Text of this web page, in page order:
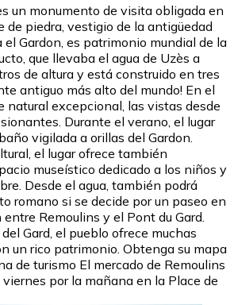
un monumento de visita obligada en
de piedra, vestigio de la antigüedad
el Gardon, es patrimonio mundial de la
que llevaba el agua de Uzès a
de altura y está construido en tres
antiguo más alto del mundo! En el
natural excepcional, las vistas desde
Durante el verano, el lugar
vigilada a orillas del Gardon.
el lugar ofrece también
museístico dedicado a los niños y
Desde el agua, también podrá
romano si se decide por un paseo en
Remoulins y el Pont du Gard.
Gard, el pueblo ofrece muchas
un rico patrimonio. Obtenga su mapa
de turismo El mercado de Remoulins
por la mañana en la Place de